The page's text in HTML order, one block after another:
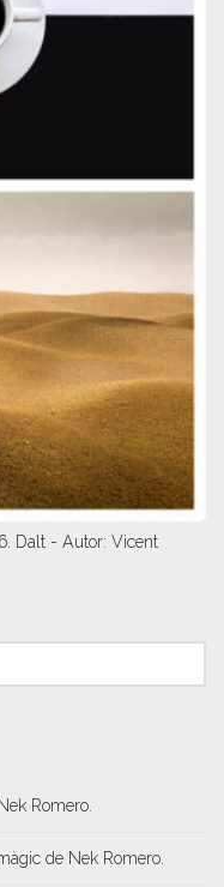
Dalt - Autor: Vicent
Romero.
de Nek Romero.